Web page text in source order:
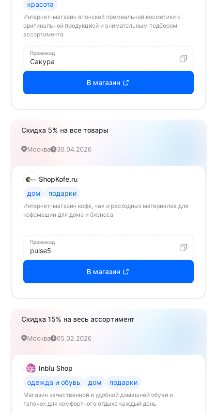
красота
Интернет-магазин японской премиальной косметики с
оригинальной продукцией и внимательным подбором
ассортимента
Промокод
Сакура
В магазин
Скидка 5% на все товары
Москва 30.04.2026
ShopKofe.ru
дом
подарки
Интернет-магазин кофе, чая и расходных материалов для
кофемашин для дома и бизнеса
Промокод
pulse5
В магазин
Скидка 15% на весь ассортимент
Москва 05.02.2026
Inblu Shop
одежда и обувь
дом подарки
Магазин качественной и удобной домашней обуви и
тапочек для комфортного отдыха каждый день